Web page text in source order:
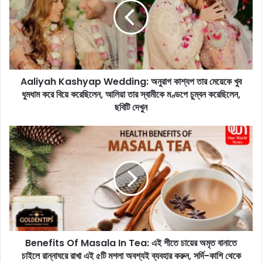
i
y
a
h
K
a
p
W
e
d
d
i
n
:
Aaliyah Kashyap Wedding: অনুরাগ কাশ্যপ তার মেয়েকে খুব
ধুমধাম করে বিয়ে করেছিলেন, আলিয়া তার স্বামীকে মণ্ডপে চুম্বন করেছিলেন,
ছবিটি দেখুন
B
e
n
e
f
i
t
s
O
Benefits Of Masala In Tea: এই শীতে চায়ের অমৃত বানাতে
চাইলে রান্নাঘরে রাখা এই ৫টি মশলা অবশ্যই ব্যবহার করুন, সর্দি-কাশি থেকে